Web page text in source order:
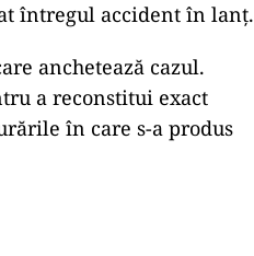
întregul accident în lanț.
anchetează cazul.
a reconstitui exact
în care s-a produs